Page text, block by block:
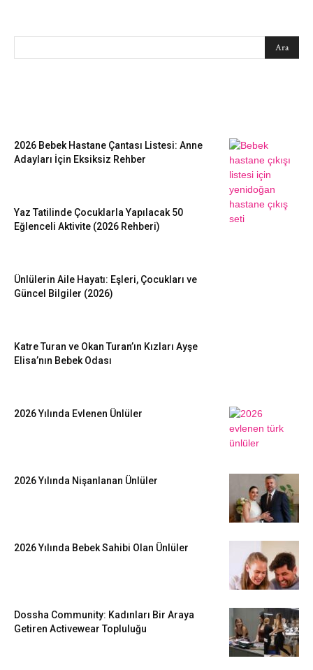
2026 Bebek Hastane Çantası Listesi: Anne
Adayları İçin Eksiksiz Rehber
Yaz Tatilinde Çocuklarla Yapılacak 50
Eğlenceli Aktivite (2026 Rehberi)
Ünlülerin Aile Hayatı: Eşleri, Çocukları ve
Güncel Bilgiler (2026)
Katre Turan ve Okan Turan’ın Kızları Ayşe
Elisa’nın Bebek Odası
2026 Yılında Evlenen Ünlüler
2026 Yılında Nişanlanan Ünlüler
2026 Yılında Bebek Sahibi Olan Ünlüler
Dossha Community: Kadınları Bir Araya
Getiren Activewear Topluluğu